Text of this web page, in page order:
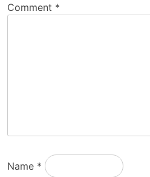
Comment *
Name *